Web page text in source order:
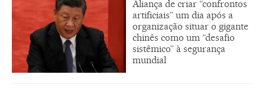
Aliança de criar “confrontos
artificiais” um dia após a
organização situar o gigante
chinês como um “desafio
sistêmico” à segurança
mundial